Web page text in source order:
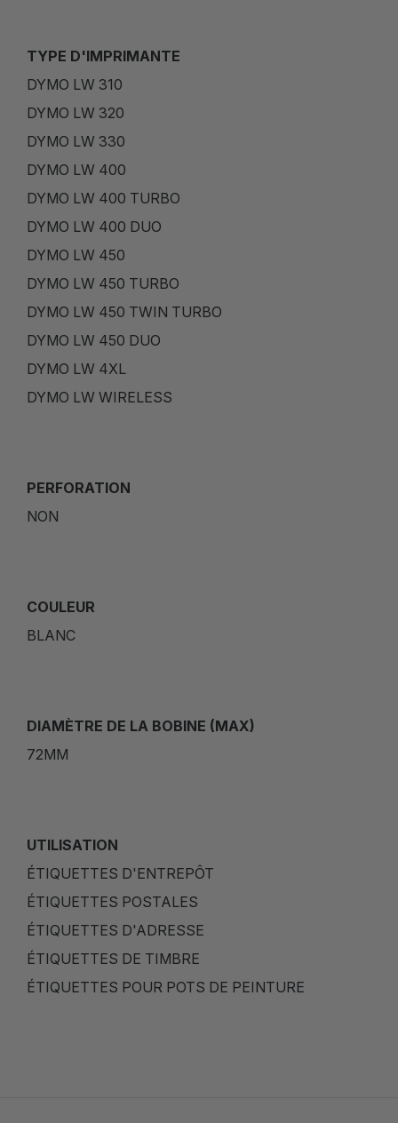
TYPE D'IMPRIMANTE
DYMO LW 310
DYMO LW 320
DYMO LW 330
DYMO LW 400
DYMO LW 400 TURBO
DYMO LW 400 DUO
DYMO LW 450
DYMO LW 450 TURBO
DYMO LW 450 TWIN TURBO
DYMO LW 450 DUO
DYMO LW 4XL
DYMO LW WIRELESS
PERFORATION
NON
COULEUR
BLANC
DIAMÈTRE DE LA BOBINE (MAX)
72MM
UTILISATION
ÉTIQUETTES D'ENTREPÔT
ÉTIQUETTES POSTALES
ÉTIQUETTES D'ADRESSE
ÉTIQUETTES DE TIMBRE
ÉTIQUETTES POUR POTS DE PEINTURE